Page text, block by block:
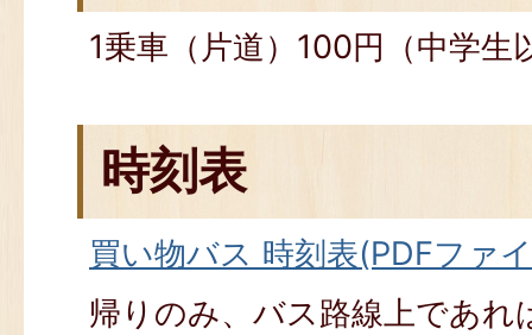
1乗車（片道）100円（中学生
時刻表
買い物バス 時刻表(PDFファ
帰りのみ、バス路線上であれ